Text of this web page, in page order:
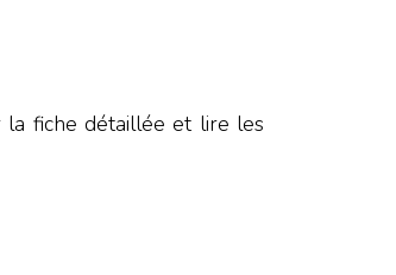
la fiche détaillée et lire les